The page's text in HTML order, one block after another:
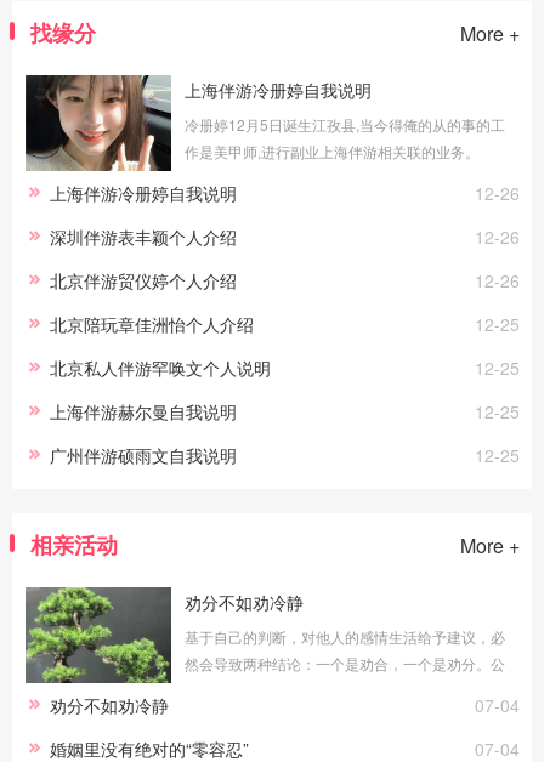
找缘分 More +
上海伴游冷册婷自我说明
冷册婷12月5日诞生江孜县,当今得俺的从的事的工
作是美甲师,进行副业上海伴游相关联的业务。
12-26
上海伴游冷册婷自我说明
12-26
深圳伴游表丰颖个人介绍
12-26
北京伴游贸仪婷个人介绍
12-25
北京陪玩章佳洲怡个人介绍
12-25
北京私人伴游罕唤文个人说明
12-25
上海伴游赫尔曼自我说明
12-25
广州伴游硕⾬⽂自我说明
相亲活动 More +
劝分不如劝冷静
基于自己的判断，对他人的感情生活给予建议，必
然会导致两种结论：一个是劝合，一个是劝分。公
07-04
劝分不如劝冷静
07-04
婚姻里没有绝对的“零容忍”